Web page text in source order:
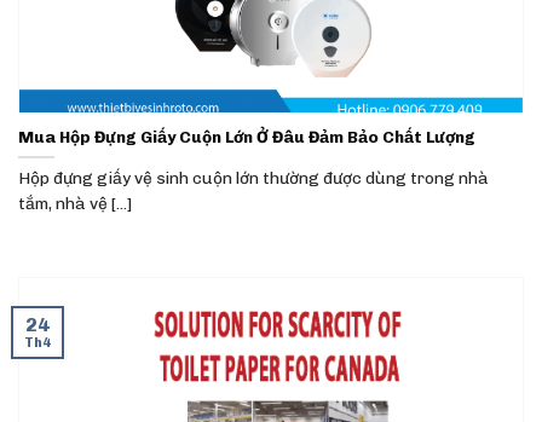
Mua Hộp Đựng Giấy Cuộn Lớn Ở Đâu Đảm Bảo Chất Lượng
Hộp đựng giấy vệ sinh cuộn lớn thường được dùng trong nhà
tắm, nhà vệ [...]
24
Th4